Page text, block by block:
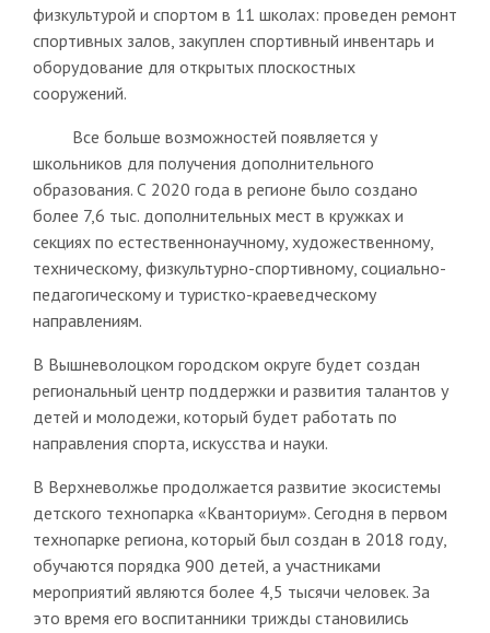
физкультурой и спортом в 11 школах: проведен ремонт
спортивных залов, закуплен спортивный инвентарь и
оборудование для открытых плоскостных
сооружений.
Все больше возможностей появляется у
школьников для получения дополнительного
образования. С 2020 года в регионе было создано
более 7,6 тыс. дополнительных мест в кружках и
секциях по естественнонаучному, художественному,
техническому, физкультурно-спортивному, социально-
педагогическому и туристко-краеведческому
направлениям.
В Вышневолоцком городском округе будет создан
региональный центр поддержки и развития талантов у
детей и молодежи, который будет работать по
направления спорта, искусства и науки.
В Верхневолжье продолжается развитие экосистемы
детского технопарка «Кванториум». Сегодня в первом
технопарке региона, который был создан в 2018 году,
обучаются порядка 900 детей, а участниками
мероприятий являются более 4,5 тысячи человек. За
это время его воспитанники трижды становились